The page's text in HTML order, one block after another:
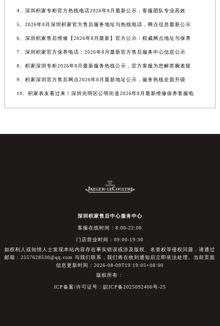
4、深圳积家专柜官方热线电话2026年8月最新公示，客服团队专业高效
5、2026年8月深圳积家官方售后服务地址与热线电话，网点信息最新公示
6、深圳积家售后维修【2026年8月最新】官方公示：权威网点地址与保养
7、深圳积家官方保养电话：2026年8月最新官方售后服务中心信息公示
8、积家深圳专柜2026年8月最新服务热线公示，官方客服为您解答腕表疑
9、积家深圳官方售后网点2026年8月最新地址公示，服务热线全面升级
10、积家表友看过来！深圳光明区公明街道2026年8月最新维修保养客服电
深圳积家售后中心服务中心
客服在线时间：8:00-22:00
门店营业时间：09:00-19:30
如权利人或知情人士发现本站内容存在事实错误或涉及版权、名誉权等侵权问题，请通过
邮箱：2557628530@qq.com 与我们联系，我们将在收到通知后立即依法处理。当前页面
信息更新时间：2026-08-09T19:19:05+08:00
版权所有：
ICP备案/许可证号：皖ICP备2025092406号-25